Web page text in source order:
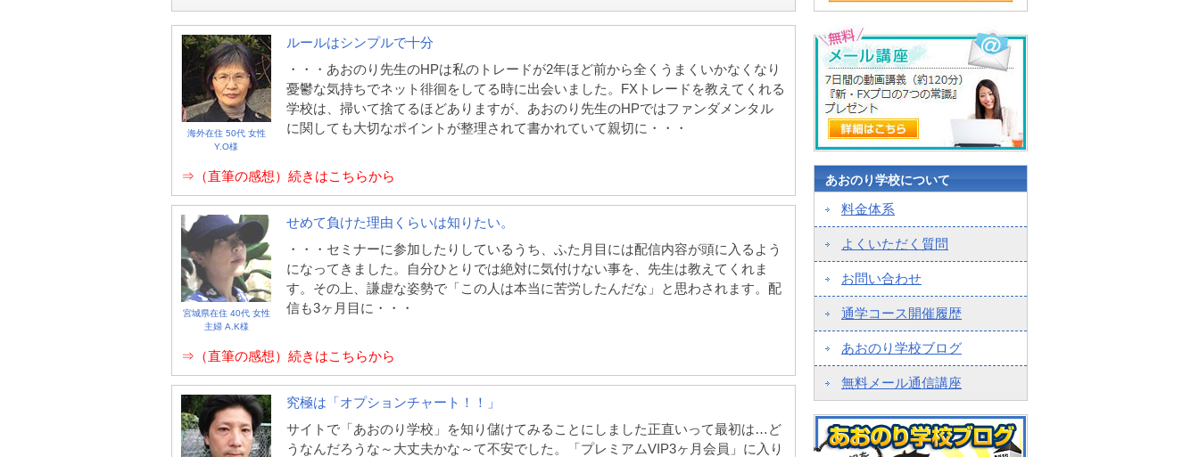
海外在住 50代 女性
Y.O様
ルールはシンプルで十分
・・・あおのり先生のHPは私のトレードが2年ほど前から全くうまくいかなくなり
憂鬱な気持ちでネット徘徊をしてる時に出会いました。FXトレードを教えてくれる
学校は、掃いて捨てるほどありますが、あおのり先生のHPではファンダメンタル
に関しても大切なポイントが整理されて書かれていて親切に・・・
⇒（直筆の感想）続きはこちらから
宮城県在住 40代 女性
主婦 A.K様
せめて負けた理由くらいは知りたい。
・・・セミナーに参加したりしているうち、ふた月目には配信内容が頭に入るよう
になってきました。自分ひとりでは絶対に気付けない事を、先生は教えてくれま
す。その上、謙虚な姿勢で「この人は本当に苦労したんだな」と思わされます。配
信も3ヶ月目に・・・
⇒（直筆の感想）続きはこちらから
究極は「オプションチャート！！」
サイトで「あおのり学校」を知り儲けてみることにしました正直いって最初は…ど
うなんだろうな～大丈夫かな～て不安でした。「プレミアムVIP3ヶ月会員」に入り
あおのり学校について
料金体系
よくいただく質問
お問い合わせ
通学コース開催履歴
あおのり学校ブログ
無料メール通信講座